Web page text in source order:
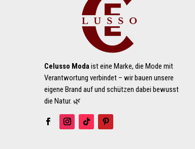
Celusso Modaist eine Marke, die Mode mit
Verantwortung verbindet – wir bauen unsere
eigene Brand auf und schützen dabei bewusst
die Natur. 🌿